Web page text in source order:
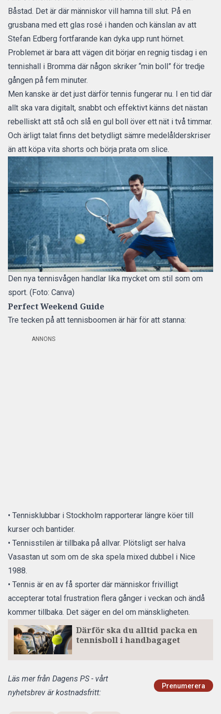
Båstad. Det är där människor vill hamna till slut. På en
grusbana med ett glas rosé i handen och känslan av att
Stefan Edberg fortfarande kan dyka upp runt hörnet.
Problemet är bara att vägen dit börjar en regnig tisdag i en
tennishall i Bromma där någon skriker “min boll” för tredje
gången på fem minuter.
Men kanske är det just därför tennis fungerar nu. I en tid där
allt ska vara digitalt, snabbt och effektivt känns det nästan
rebelliskt att stå och slå en gul boll över ett nät i två timmar.
Och ärligt talat finns det betydligt sämre medelålderskriser
än att köpa vita shorts och börja prata om slice.
Den nya tennisvågen handlar lika mycket om stil som om
sport. (Foto: Canva)
Perfect Weekend Guide
Tre tecken på att tennisboomen är här för att stanna:
ANNONS
• Tennisklubbar i Stockholm rapporterar längre köer till
kurser och bantider.
• Tennisstilen är tillbaka på allvar. Plötsligt ser halva
Vasastan ut som om de ska spela mixed dubbel i Nice
1988.
• Tennis är en av få sporter där människor frivilligt
accepterar total frustration flera gånger i veckan och ändå
kommer tillbaka. Det säger en del om mänskligheten.
Därför ska du alltid packa en
tennisboll i handbagaget
Läs mer från Dagens PS - vårt
nyhetsbrev är kostnadsfritt:
Prenumerera